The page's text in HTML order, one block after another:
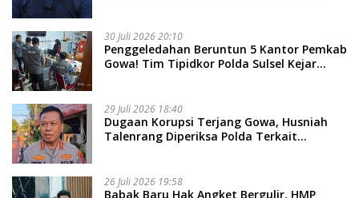
30 Juli 2026 20:10
Penggeledahan Beruntun 5 Kantor Pemkab
Gowa! Tim Tipidkor Polda Sulsel Kejar
29 Juli 2026 18:40
Dugaan Korupsi Terjang Gowa, Husniah
Talenrang Diperiksa Polda Terkait
26 Juli 2026 19:58
​Babak Baru Hak Angket Bergulir, HMP